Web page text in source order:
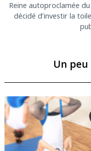
Reine autoproclamée
décidé d’investir la
Un